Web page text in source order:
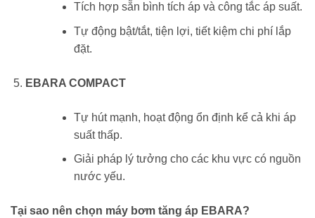
Tích hợp sẵn bình tích áp và công tắc áp suất.
Tự động bật/tắt, tiện lợi, tiết kiệm chi phí lắp
đặt.
EBARA COMPACT
Tự hút mạnh, hoạt động ổn định kể cả khi áp
suất thấp.
Giải pháp lý tưởng cho các khu vực có nguồn
nước yếu.
Tại sao nên chọn máy bơm tăng áp EBARA?